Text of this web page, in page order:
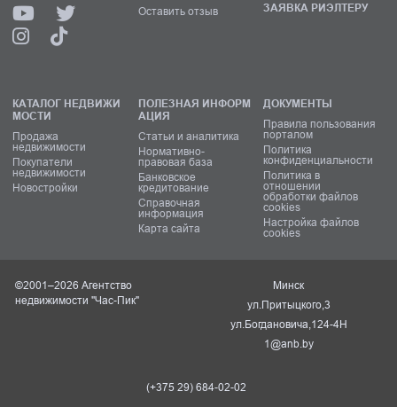
Оставить отзыв
ЗАЯВКА РИЭЛТЕРУ
КАТАЛОГ НЕДВИЖИ
МОСТИ
Продажа
недвижимости
Покупатели
недвижимости
Новостройки
ПОЛЕЗНАЯ ИНФОРМ
АЦИЯ
Статьи и аналитика
Нормативно-
правовая база
Банковское
кредитование
Справочная
информация
Карта сайта
ДОКУМЕНТЫ
Правила пользования
порталом
Политика
конфиденциальности
Политика в
отношении
обработки файлов
cookies
Настройка файлов
cookies
©2001–2026 Агентство
недвижимости "Час-Пик"
Минск
ул.Притыцкого,3
ул.Богдановича,124-4Н
1@anb.by
(+375 29) 684-02-02